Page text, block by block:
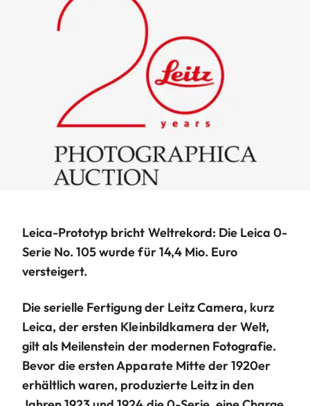
Leica-Prototyp bricht Weltrekord: Die Leica 0-
Serie No. 105 wurde für 14,4 Mio. Euro
versteigert.
Die serielle Fertigung der Leitz Camera, kurz
Leica, der ersten Kleinbildkamera der Welt,
gilt als Meilenstein der modernen Fotografie.
Bevor die ersten Apparate Mitte der 1920er
erhältlich waren, produzierte Leitz in den